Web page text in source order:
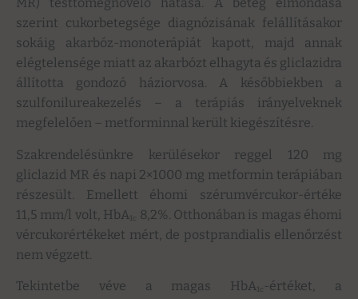
szerint cukorbetegsége diagnózisának felállításakor
sokáig akarbóz-monoterápiát kapott, majd annak
elégtelensége miatt az akarbózt elhagyta és gliclazidra
állította gondozó háziorvosa. A későbbiekben a
szulfonilureakezelés – a terápiás irányelveknek
megfelelően – metforminnal került kiegészítésre.
Szakrendelésünkre kerülésekor reggel 120 mg
gliclazid MR és napi 2×1000 mg metformin terápiában
részesült. Emellett éhomi szérumvércukor-értéke
11,5 mm/l volt, HbA 1c
8,2%. Otthonában is magas éhomi
vércukorértékeket mért, de postprandialis ellenőrzést
nem végzett.
Tekintetbe véve a magas HbA1c -értéket, a